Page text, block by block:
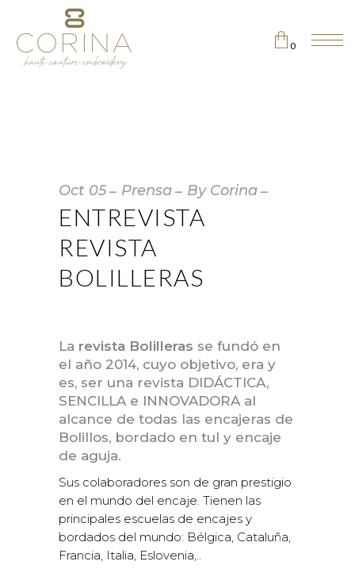
0
Oct 05 Prensa By Corina
ENTREVISTA
REVISTA
BOLILLERAS
La revista Bolilleras se fundó en
el año 2014, cuyo objetivo, era y
es, ser una revista DIDÁCTICA,
SENCILLAe INNOVADORAal
alcance de todas las encajeras de
Bolillos, bordado en tul y encaje
de aguja.
Sus colaboradores son de gran prestigio
en el mundo del encaje. Tienen las
principales escuelas de encajes y
bordados del mundo: Bélgica, Cataluña,
Francia, Italia, Eslovenia,..